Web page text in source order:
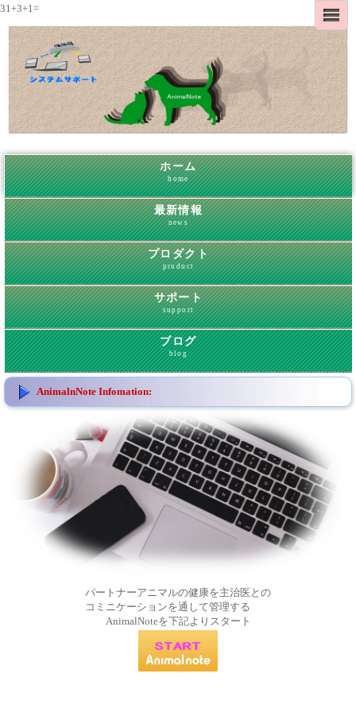
31+3+1=
ホーム
home
最新情報
news
プロダクト
product
サポート
support
ブログ
blog
AnimalnNote Infomation:
パートナーアニマルの健康を主治医との
コミニケーションを通して管理する
AnimalNoteを下記よりスタート